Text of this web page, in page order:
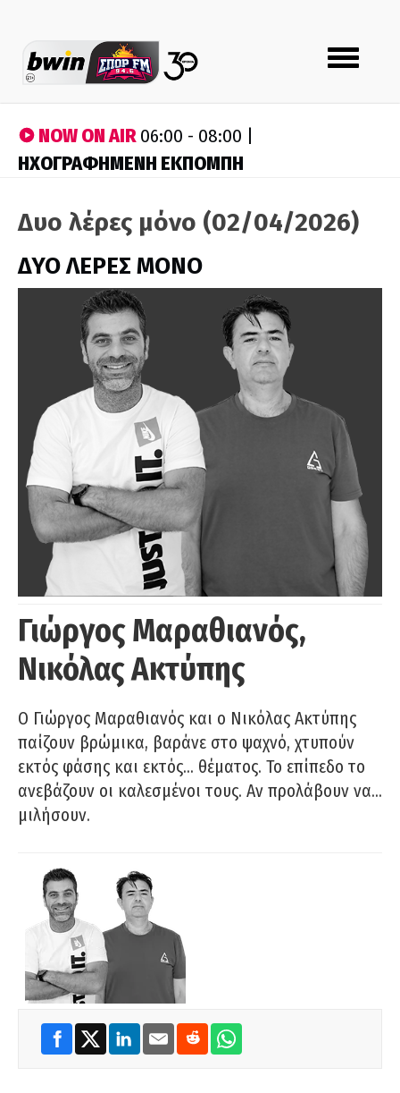
Toggle
navigation
NOW ON AIR06:00 - 08:00 |
ΗΧΟΓΡΑΦΗΜΕΝΗ ΕΚΠΟΜΠΗ
Δυο λέρες μόνο (02/04/2026)
ΔΥΟ ΛΕΡΕΣ ΜΟΝΟ
Γιώργος Μαραθιανός,
Νικόλας Ακτύπης
Ο Γιώργος Μαραθιανός και ο Νικόλας Ακτύπης
παίζουν βρώμικα, βαράνε στο ψαχνό, χτυπούν
εκτός φάσης και εκτός… θέματος. Το επίπεδο το
ανεβάζουν οι καλεσμένοι τους. Αν προλάβουν να…
μιλήσουν.